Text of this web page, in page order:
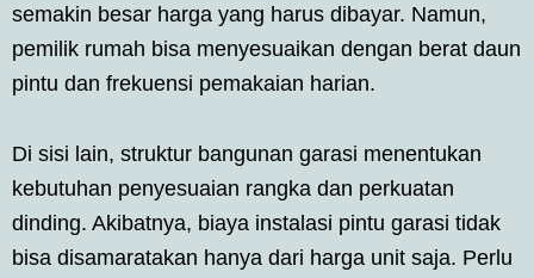
semakin besar harga yang harus dibayar. Namun,
pemilik rumah bisa menyesuaikan dengan berat daun
pintu dan frekuensi pemakaian harian.
Di sisi lain, struktur bangunan garasi menentukan
kebutuhan penyesuaian rangka dan perkuatan
dinding. Akibatnya, biaya instalasi pintu garasi tidak
bisa disamaratakan hanya dari harga unit saja. Perlu